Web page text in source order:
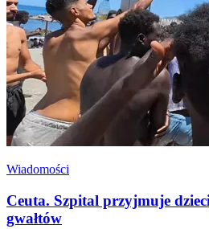
Wiadomości
Ceuta. Szpital przyjmuje
gwałtów